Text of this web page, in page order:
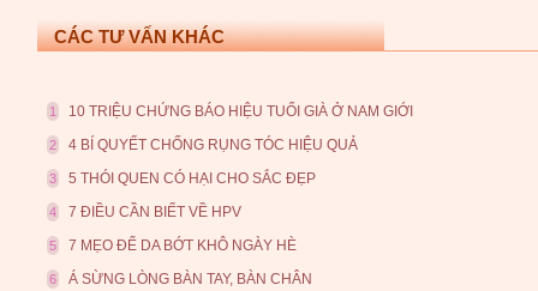
CÁC TƯ VẤN KHÁC
1 10 TRIỆU CHỨNG BÁO HIỆU TUỔI GIÀ Ở NAM GIỚI
2 4 BÍ QUYẾT CHỐNG RỤNG TÓC HIỆU QUẢ
3 5 THÓI QUEN CÓ HẠI CHO SẮC ĐẸP
4 7 ĐIỀU CẦN BIẾT VỀ HPV
5 7 MẸO ĐỂ DA BỚT KHÔ NGÀY HÈ
6 Á SỪNG LÒNG BÀN TAY, BÀN CHÂN